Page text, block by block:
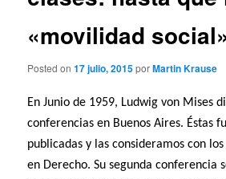
«movilidad social»
Posted on17 julio, 2015porMartin Krause
En Junio de 1959, Ludwig von Mises
conferencias en Buenos Aires. Éstas
publicadas y las consideramos con
en Derecho. Su segunda conferencia